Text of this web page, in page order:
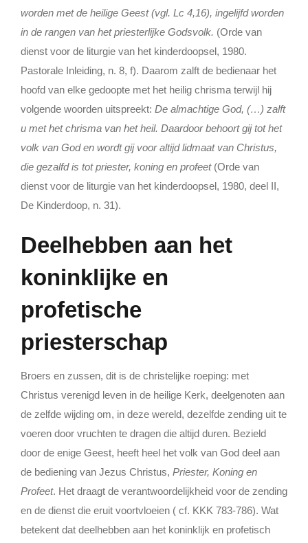
worden met de heilige Geest (vgl. Lc 4,16), ingelijfd worden
in de rangen van het priesterlijke Godsvolk. (Orde van
dienst voor de liturgie van het kinderdoopsel, 1980.
Pastorale Inleiding, n. 8, f). Daarom zalft de bedienaar het
hoofd van elke gedoopte met het heilig chrisma terwijl hij
volgende woorden uitspreekt: De almachtige God, (…) zalft
u met het chrisma van het heil. Daardoor behoort gij tot het
volk van God en wordt gij voor altijd lidmaat van Christus,
die gezalfd is tot priester, koning en profeet(Orde van
dienst voor de liturgie van het kinderdoopsel, 1980, deel II,
De Kinderdoop, n. 31).
Deelhebben aan het
koninklijke en
profetische
priesterschap
Broers en zussen, dit is de christelijke roeping: met
Christus verenigd leven in de heilige Kerk, deelgenoten aan
de zelfde wijding om, in deze wereld, dezelfde zending uit te
voeren door vruchten te dragen die altijd duren. Bezield
door de enige Geest, heeft heel het volk van God deel aan
de bediening van Jezus Christus, Priester, Koning en
Profeet. Het draagt de verantwoordelijkheid voor de zending
en de dienst die eruit voortvloeien ( cf. KKK 783-786). Wat
betekent dat deelhebben aan het koninklijk en profetisch